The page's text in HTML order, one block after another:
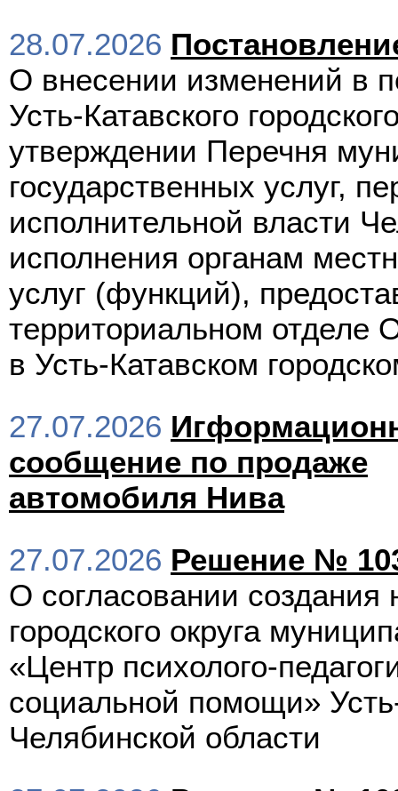
28.07.2026
О внесении изменений в
Усть-Катавского
утверждении Перечня
государственных услуг,
исполнительной власти
исполнения органам
услуг (функций),
территориальном
в Усть-Катавском
27.07.2026
сообщение по продаже
автомобиля Нива
27.07.2026 Решение №
О согласовании создания
городского округа
«Центр психолого-
социальной помощи» Усть-
Челябинской области